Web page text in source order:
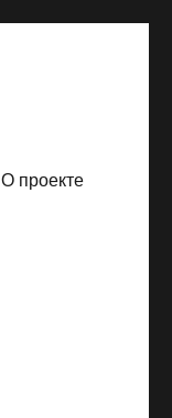
О проекте